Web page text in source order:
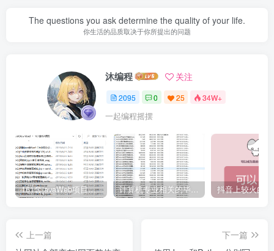
The questions you ask determine the quality of your life.
你生活的品质取决于你所提出的问题
沐编程 关注
2095 0 25 34W+
一起编程摇摆
161套javaWeb项目源码免费分享 计算机专业相关的毕业设计论文合集免费下载
上一篇
下一篇